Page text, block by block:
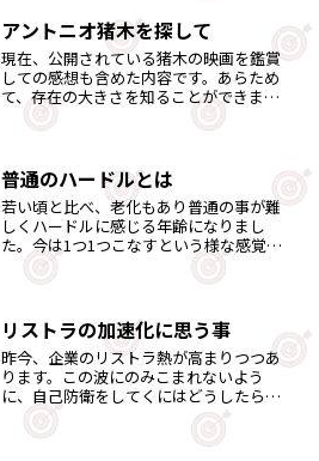
はあります・・。
アントニオ猪木を探して
現在、公開されている猪木の映画を鑑賞
しての感想も含めた内容です。あらため
て、存在の大きさを知ることができまし
普通のハードルとは
若い頃と比べ、老化もあり普通の事が難
しくハードルに感じる年齢になりまし
た。今は1つ1つこなすという様な感覚で
リストラの加速化に思う事
昨今、企業のリストラ熱が高まりつつあ
ります。この波にのみこまれないよう
に、自己防衛をしてくにはどうしたらよ
いのか。「行動」の意味するところ
は・・。